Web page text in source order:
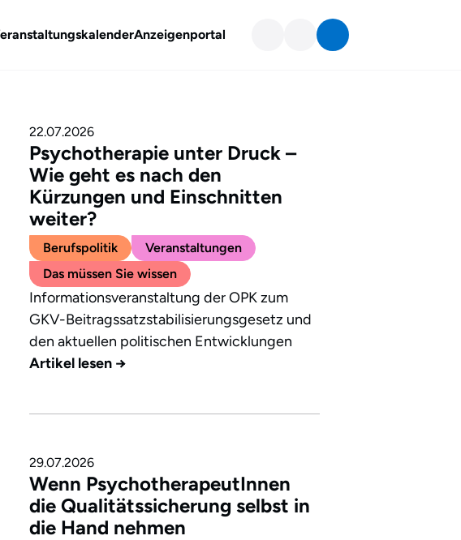
Anzeigenportal
Psychotherapie unter Druck –
Wie geht es nach den
Kürzungen und Einschnitten
weiter?
22.07.2026
Berufspolitik
Veranstaltungen
Das müssen Sie wissen
Informationsveranstaltung der OPK zum
GKV-Beitragssatzstabilisierungsgesetz und
den aktuellen politischen Entwicklungen
Artikel lesen →
Wenn PsychotherapeutInnen
die Qualitätssicherung selbst in
die Hand nehmen
29.07.2026